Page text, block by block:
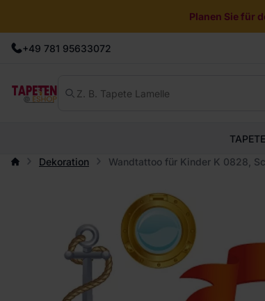
Planen Sie für
+49 781 95633072
Dekoration
Wandtattoo für Kinder K 0828,